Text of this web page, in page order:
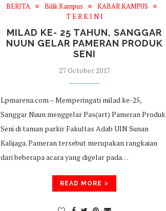
BERITA Bilik Kampus
KABAR KAMPUS
T E R K I N I
MILAD KE- 25 TAHUN, SANGGAR
NUUN GELAR PAMERAN PRODUK
SENI
27 October 2017
Lpmarena.com – Memperingati milad ke-25,
Sanggar Nuun menggelar Pas(art) Pameran Produk
Seni di taman parkir Fakultas Adab UIN Sunan
Kalijaga. Pameran tersebut merupakan rangkaian
dari beberapa acara yang digelar pada…
READ MORE